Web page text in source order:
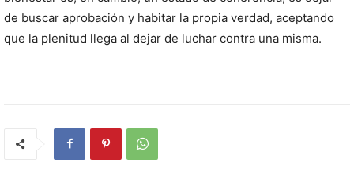
de buscar aprobación y habitar la propia verdad, aceptando
que la plenitud llega al dejar de luchar contra una misma.